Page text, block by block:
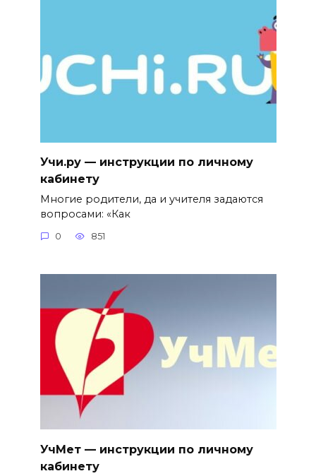
Учи.ру — инструкции по личному
кабинету
Многие родители, да и учителя задаются
вопросами: «Как
0 851
УчМет — инструкции по личному
кабинету